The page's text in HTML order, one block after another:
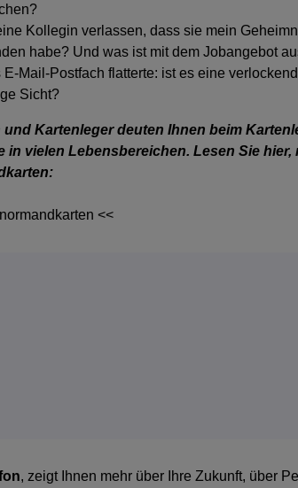
Kollegin verlassen, dass sie mein
habe? Und was ist mit dem Jobangebot
Mail-Postfach flatterte: ist es eine
Sicht?
und Kartenlegerdeuten Ihnen beim
in vielen Lebensbereichen. Lesen Sie hier,
<<
, zeigt Ihnen mehr über Ihre Zukunft, über